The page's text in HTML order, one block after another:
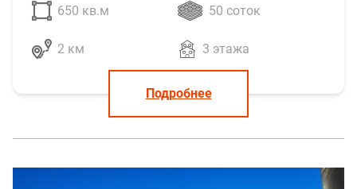
650 кв.м 50 соток
2 км 3 этажа
Подробнее